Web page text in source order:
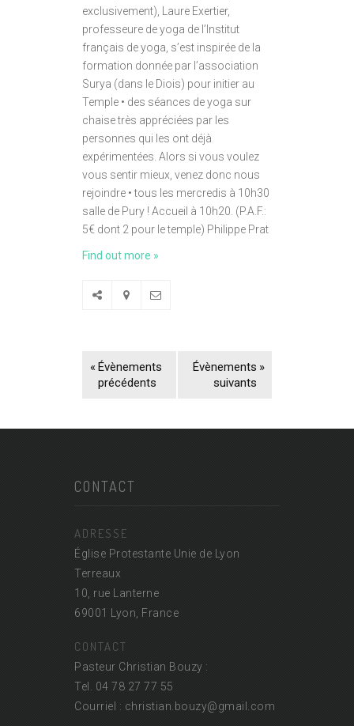
exclusivement), Laure Exertier,
professeure de yoga de l’Institut
français de yoga, s’est inspirée de la
formation donnée par l’association
Surya (dans le Diois) pour initier au
Temple • des séances de yoga sur
chaise très appréciées par les
personnes qui les ont déjà
expérimentées. Alors si vous voulez
vous sentir mieux, venez donc nous
rejoindre • tous les mercredis à 10h30
salle de Pury ! Accueil à 10h20. (P.A.F.:
5€ dont 2 pour le temple) Philippe Prat
Find out more »
« Évènements
précédents
Évènements
suivants
»
CONTACT
ADRESSE
Église Protestante Unie de Lyon
Terreaux
10, rue Lanterne
69001 Lyon, France
CONTACT
Pasteur Christian Bouzy :
Tel. 04 78 27 77 55
Courriel : christian.bouzy@gmail.com